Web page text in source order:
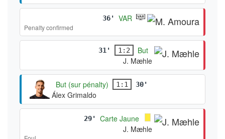
36' VAR
Penalty confirmed
31' 1:2
But
J. Mæhle
But (sur pénalty) 1:1 30'
Álex Grimaldo
29'
Carte Jaune
J. Mæhle